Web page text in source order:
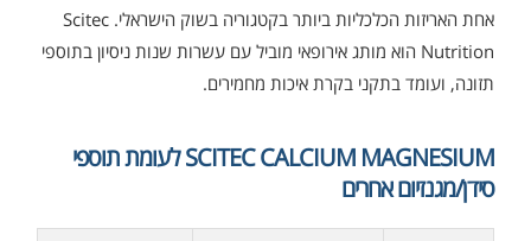
אחת האריזות הכלכליות ביותר בקטגוריה בשוק הישראלי. Scitec
Nutrition הוא מותג אירופאי מוביל עם עשרות שנות ניסיון בתוספי
תזונה, ועומד בתקני בקרת איכות מחמירים.
SCITEC CALCIUM MAGNESIUM לעומת תוספי
סידן/מגנזיום אחרים